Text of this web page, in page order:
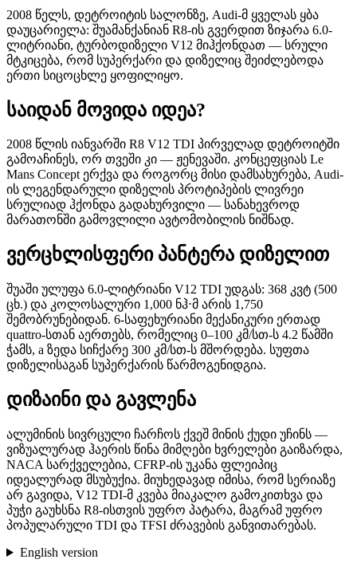
2008 წელს, დეტროიტის სალონზე, Audi-მ ყველას ყბა
დაუცარიელა: შუამანქანიან R8-ის გვერდით ზიჯარა 6.0-
ლიტრიანი, ტურბოდიზელი V12 მიჰქონდათ — სრული
მტკიცება, რომ სუპერქარი და დიზელიც შეიძლებოდა
ერთი სიცოცხლე ყოფილიყო.
საიდან მოვიდა იდეა?
2008 წლის იანვარში R8 V12 TDI პირველად დეტროიტში
გამოაჩინეს, ორ თვეში კი — ჟენევაში. კონცეფციას Le
Mans Concept ერქვა და როგორც მისი დამსახურება, Audi-
ის ლეგენდარული დიზელის პროტიპების ლივრეი
სრულიად ჰქონდა გადახურვილი — სანახევროდ
მარათონში გამოვლილი ავტომობილის ნიშნად.
ვერცხლისფერი პანტერა დიზელით
შუაში ულუფა 6.0-ლიტრიანი V12 TDI უდგას: 368 კვტ (500
ცხ.) და კოლოსალური 1,000 ნჰ⋅მ არის 1,750
შემობრუნებიდან. 6-საფეხურიანი მექანიკური ერთად
quattro-სთან აერთებს, რომელიც 0–100 კმ/სთ-ს 4.2 წამში
ჭამს, а ზედა სიჩქარე 300 კმ/სთ-ს მშორდება. სუფთა
დიზელისაგან სუპერქარის წარმოგენიდგია.
დიზაინი და გავლენა
ალუმინის სივრცული ჩარჩოს ქვეშ მინის ქუდი უჩინს —
ვიზუალურად ჰაერის წინა მიმღები ხვრელები გაიზარდა,
NACA სარქველებია, CFRP-ის უკანა ფლეიპიც
იდეალურად მსუბუქია. მიუხედავად იმისა, რომ სერიაზე
არ გავიდა, V12 TDI-მ კვება მიაკალო გამოკითხვა და
პუჭი გაუხსნა R8-ისთვის უფრო პატარა, მაგრამ უფრო
პოპულარული TDI და TFSI ძრავების განვითარებას.
English version